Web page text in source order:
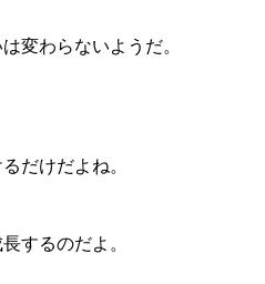
変わらないようだ。
だけだよね。
するのだよ。